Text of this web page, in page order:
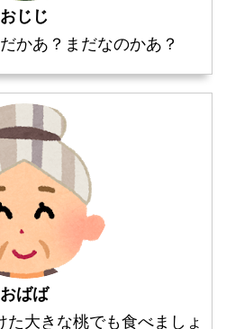
おじじ
かあ？まだなのかあ？
おばば
た大きな桃でも食べましょ